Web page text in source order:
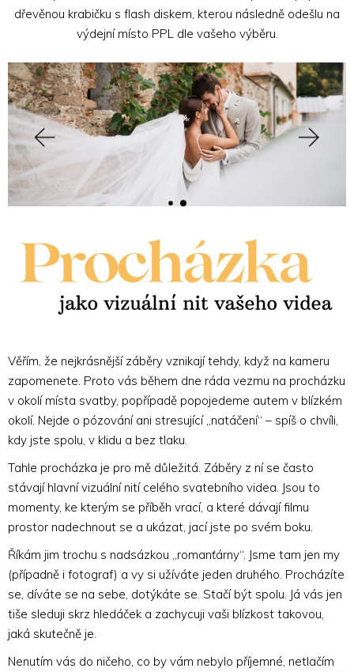
dřevěnou krabičku s flash diskem, kterou následně odešlu na
výdejní místo PPL dle vašeho výběru.
Věřím, že nejkrásnější záběry vznikají tehdy, když na kameru
zapomenete. Proto vás během dne ráda vezmu na procházku
v okolí místa svatby, popřípadě popojedeme autem v blízkém
okolí. Nejde o pózování ani stresující „natáčení“ – spíš o chvíli,
kdy jste spolu, v klidu a bez tlaku.
Tahle procházka je pro mě důležitá. Záběry z ní se často
stávají hlavní vizuální nití celého svatebního videa. Jsou to
momenty, ke kterým se příběh vrací, a které dávají filmu
prostor nadechnout se a ukázat, jací jste po svém boku.
Říkám jim trochu s nadsázkou „romanťárny“. Jsme tam jen my
(případně i fotograf) a vy si užíváte jeden druhého. Procházíte
se, díváte se na sebe, dotýkáte se. Stačí být spolu. Já vás jen
tiše sleduji skrz hledáček a zachycuji vaši blízkost takovou,
jaká skutečně je.
Nenutím vás do ničeho, co by vám nebylo příjemné, netlačím